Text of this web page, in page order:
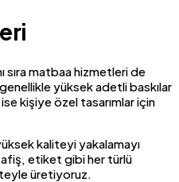
sıra matbaa hizmetleri de
yüksek adetli baskılar
kişiye özel tasarımlar için
kaliteyi yakalamayı
etiket gibi her türlü
üretiyoruz.